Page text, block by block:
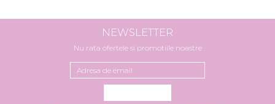
NEWSLETTER
Nu rata ofertele si promotiile noastre